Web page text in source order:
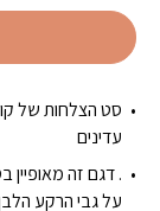
סט הצלחות של
עדינים
. דגם זה מאופיין
על גבי הרקע